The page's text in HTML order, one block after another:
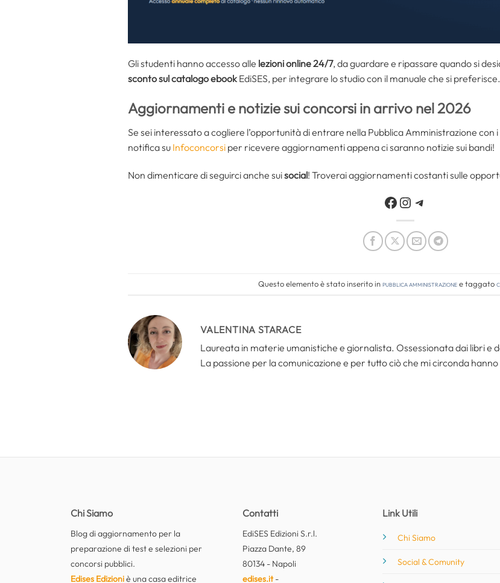
Gli studenti hanno accesso alle lezioni online 24/7, da guardare e ripassare quando si
sconto sul catalogo ebookEdiSES, per integrare lo studio con il manuale che si preferisce.
Aggiornamenti e notizie sui concorsi in arrivo nel 2026
Se sei interessato a cogliere l’opportunità di entrare nella Pubblica Amministrazione con
notifica su Infoconcorsi per ricevere aggiornamenti appena ci saranno notizie sui bandi!
Non dimenticare di seguirci anche suisocial! Troverai aggiornamenti costanti sulle
Facebook
Instagram
Telegram
Questo elemento è stato inserito inPubblica amministrazionee taggato
VALENTINA STARACE
Laureata in materie umanistiche e giornalista. Ossessionata dai libri e
La passione per la comunicazione e per tutto ciò che mi circonda
Chi Siamo
Blog di aggiornamento per la
preparazione di test e selezioni per
concorsi pubblici.
Edises Edizioniè una casa editrice
Contatti
EdiSES Edizioni S.r.l.
Piazza Dante, 89
80134 - Napoli
edises.it-
Link Utili
Chi Siamo
Social & Comunity